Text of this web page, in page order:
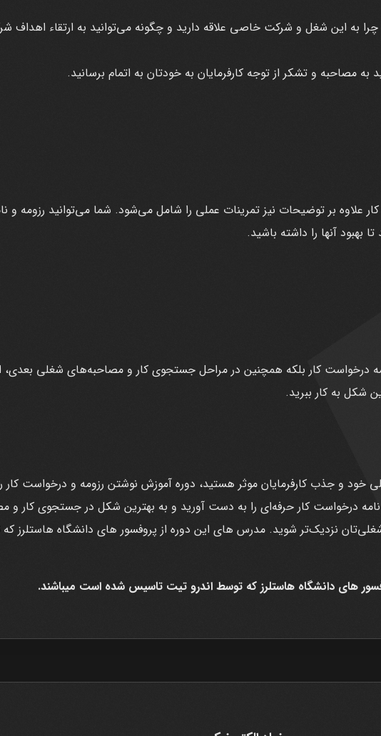
به این شغل و شرکت خاصی علاقه دارید و چگونه می‌توانید به ارتقاء اهداف
به مصاحبه و تشکر از توجه کارفرمایان به خودتان به اتمام برسانید.
علاوه بر توضیحات نیز تمرینات عملی را شامل می‌شود. شما می‌توانید رزومه و
بهبود آنها را داشته باشید.
درخواست کار بلکه همچنین در مراحل جستجوی کار و مصاحبه‌های شغلی
شکل به کار ببرید.
خود و جذب کارفرمایان موثر هستید، دوره آموزش نوشتن رزومه و درخواست
نامه درخواست کار حرفه‌ای را به دست آورید و به بهترین شکل در جستجوی کار
نزدیک‌تر شوید. مدرس های این دوره از پروفسور های دانشگاه
های دانشگاه هاستلرز که توسط اندرو تیت تاسیس شده است میباشند.